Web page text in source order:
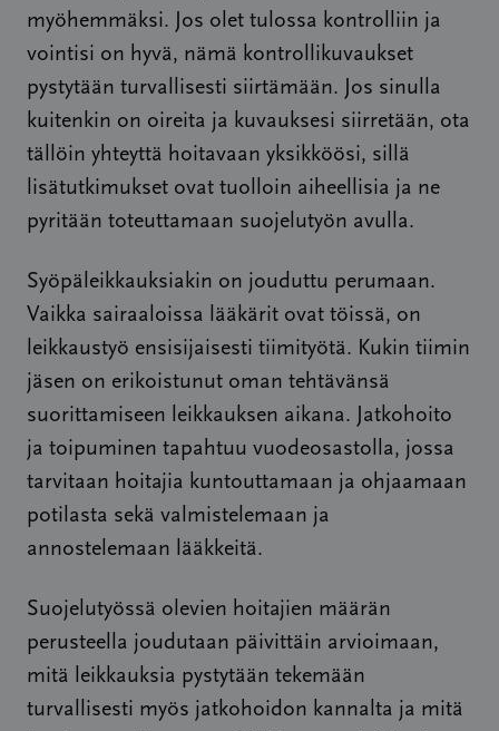
myöhemmäksi. Jos olet tulossa kontrolliin ja
vointisi on hyvä, nämä kontrollikuvaukset
pystytään turvallisesti siirtämään. Jos sinulla
kuitenkin on oireita ja kuvauksesi siirretään, ota
tällöin yhteyttä hoitavaan yksikköösi, sillä
lisätutkimukset ovat tuolloin aiheellisia ja ne
pyritään toteuttamaan suojelutyön avulla.
Syöpäleikkauksiakin on jouduttu perumaan.
Vaikka sairaaloissa lääkärit ovat töissä, on
leikkaustyö ensisijaisesti tiimityötä. Kukin tiimin
jäsen on erikoistunut oman tehtävänsä
suorittamiseen leikkauksen aikana. Jatkohoito
ja toipuminen tapahtuu vuodeosastolla, jossa
tarvitaan hoitajia kuntouttamaan ja ohjaamaan
potilasta sekä valmistelemaan ja
annostelemaan lääkkeitä.
Suojelutyössä olevien hoitajien määrän
perusteella joudutaan päivittäin arvioimaan,
mitä leikkauksia pystytään tekemään
turvallisesti myös jatkohoidon kannalta ja mitä